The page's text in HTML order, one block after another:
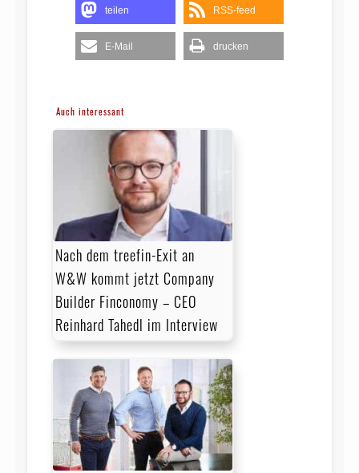
teilen RSS-feed
E-Mail drucken
Auch interessant
Nach dem treefin-Exit an
W&W kommt jetzt Company
Builder Finconomy – CEO
Reinhard Tahedl im Interview